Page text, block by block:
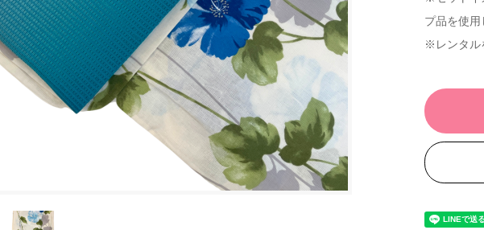
プ品を使用
※レンタル